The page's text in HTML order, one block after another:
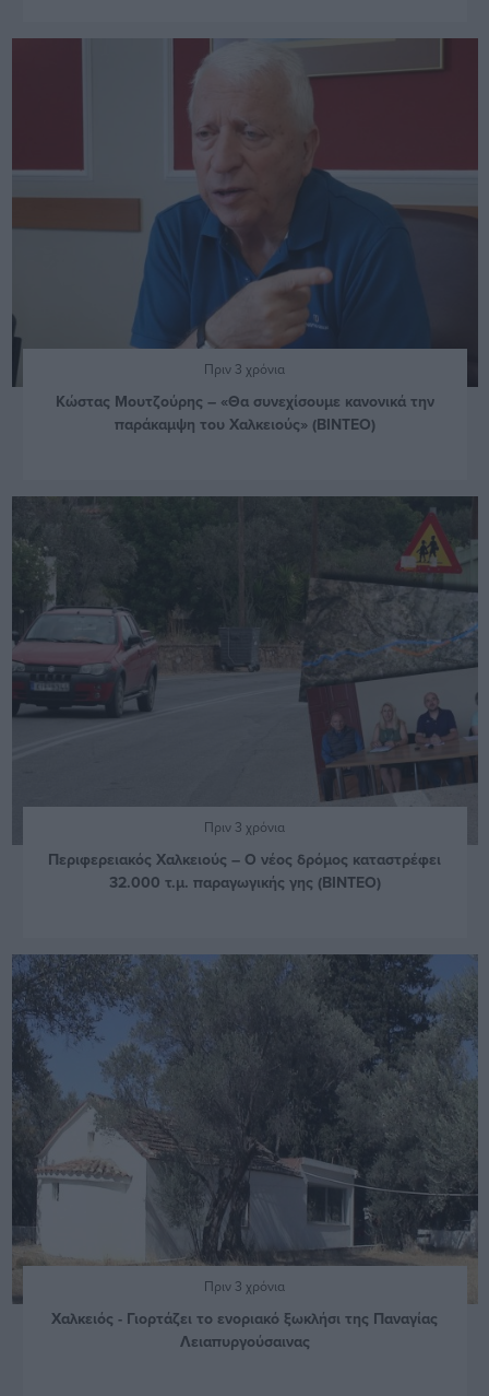
Πριν 3 χρόνια
Κώστας Μουτζούρης – «Θα συνεχίσουμε κανονικά την
παράκαμψη του Χαλκειούς» (ΒΙΝΤΕΟ)
Πριν 3 χρόνια
Περιφερειακός Χαλκειούς – Ο νέος δρόμος καταστρέφει
32.000 τ.μ. παραγωγικής γης (ΒΙΝΤΕΟ)
Πριν 3 χρόνια
Χαλκειός - Γιορτάζει το ενοριακό ξωκλήσι της Παναγίας
Λειαπυργούσαινας